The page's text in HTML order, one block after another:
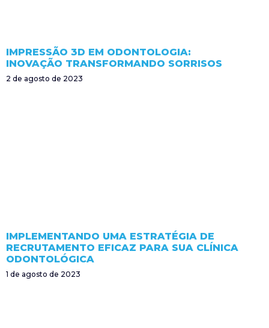
IMPRESSÃO 3D EM ODONTOLOGIA:
INOVAÇÃO TRANSFORMANDO SORRISOS
2 de agosto de 2023
IMPLEMENTANDO UMA ESTRATÉGIA DE
RECRUTAMENTO EFICAZ PARA SUA CLÍNICA
ODONTOLÓGICA
1 de agosto de 2023